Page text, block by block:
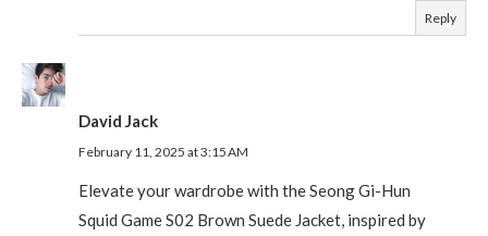
Reply
David Jack
February 11, 2025 at 3:15 AM
Elevate your wardrobe with the Seong Gi-Hun
Squid Game S02 Brown Suede Jacket, inspired by